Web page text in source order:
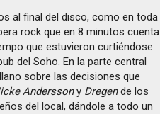
al final del disco, como en toda
rock que en 8 minutos cuenta
que estuvieron curtiéndose
del Soho. En la parte central
sobre las decisiones que
Anderssony Dregende los
del local, dándole a todo un